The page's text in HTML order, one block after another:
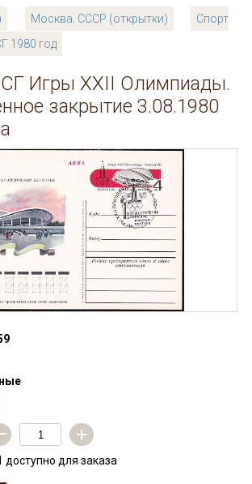
Москва. СССР (открытки)
Спорт
1980 год
Игры XXII Олимпиады.
закрытие 3.08.1980
+
доступно для заказа